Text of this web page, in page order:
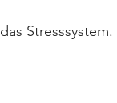
Stresssystem.